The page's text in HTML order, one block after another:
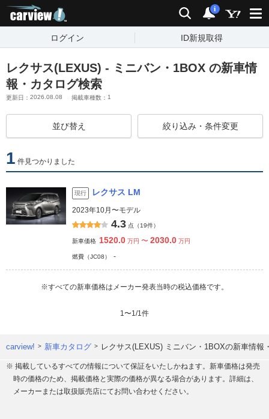
検索 通知
i
ログイン ID新規取得
レクサス(LEXUS) - ミニバン・1BOX の新車情
報・カタログ検索
更新日： 2026.08.08 掲載車種数： 1
並び替え 絞り込み・条件変更
1 件見つかりました
現行 レクサス LM
2023年10月〜モデル
4.3 点（19件）
新車価格 1520.0 万円 〜 2030.0 万円
燃費（JC08） -
※すべての新車価格はメーカー発表当時の税込価格です。
1 〜1 /1 件
carview! 新車カタログ レクサス(LEXUS) ミニバン・1BOXの新車情報
※ 掲載しているすべての情報について保証をいたしかねます。新車価格は発売
時の価格のため、掲載価格と実際の価格が異なる場合があります。詳細は、
メーカーまたは取扱販売店にてお問い合わせください。